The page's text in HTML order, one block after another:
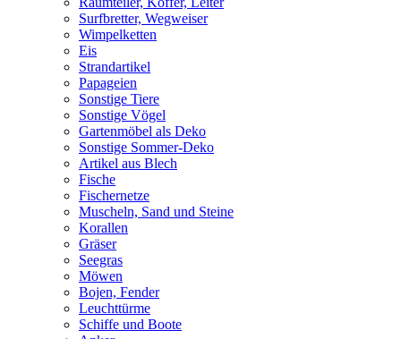
Surfbretter, Wegweiser
Wimpelketten
Eis
Strandartikel
Papageien
Sonstige Tiere
Sonstige Vögel
Gartenmöbel als Deko
Sonstige Sommer-Deko
Artikel aus Blech
Fische
Fischernetze
Muscheln, Sand und Steine
Korallen
Gräser
Seegras
Möwen
Bojen, Fender
Leuchttürme
Schiffe und Boote